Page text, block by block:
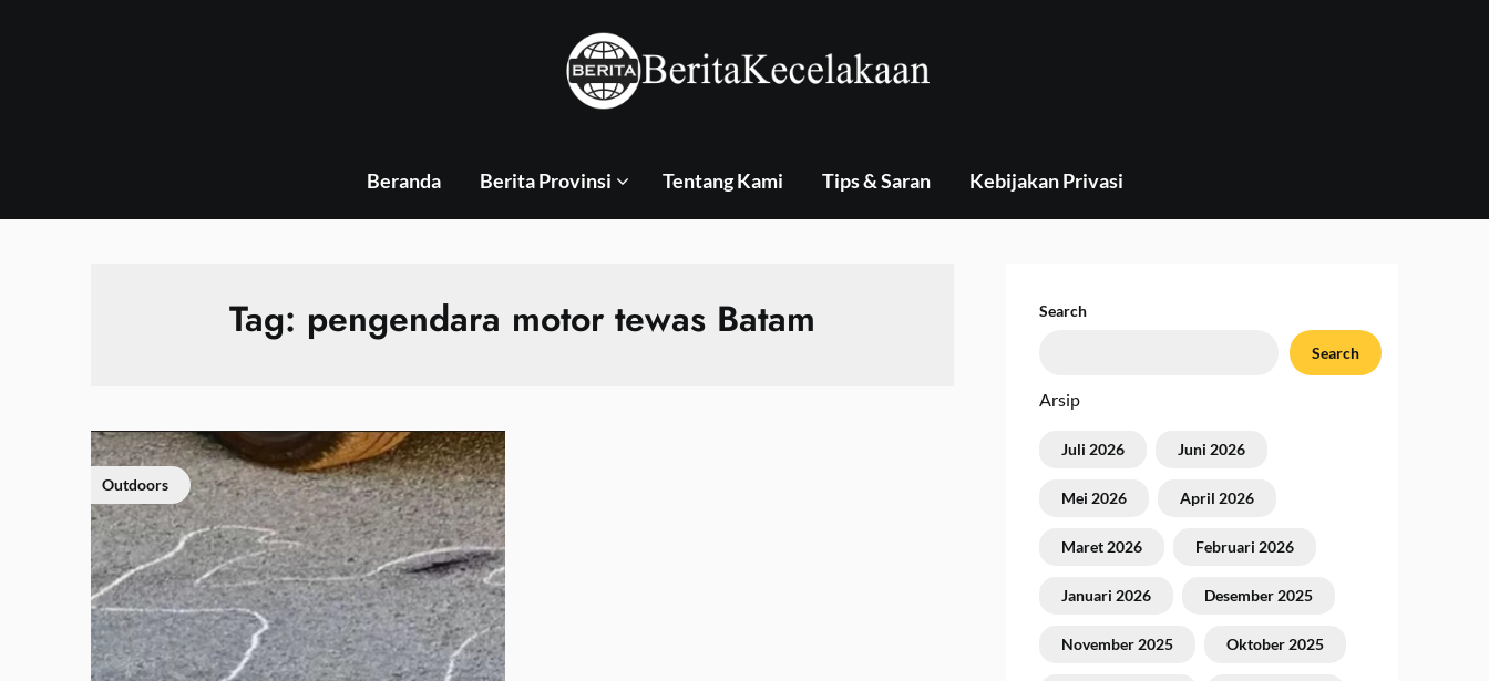
Beranda Berita Provinsi Tentang Kami Tips & Saran Kebijakan Privasi
Tag: pengendara motor tewas Batam
Outdoors
Search
Search
Arsip
Juli 2026 Juni 2026
Mei 2026 April 2026
Maret 2026 Februari 2026
Januari 2026 Desember 2025
November 2025 Oktober 2025